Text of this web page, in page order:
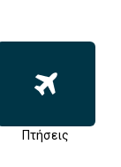
Πτήσεις